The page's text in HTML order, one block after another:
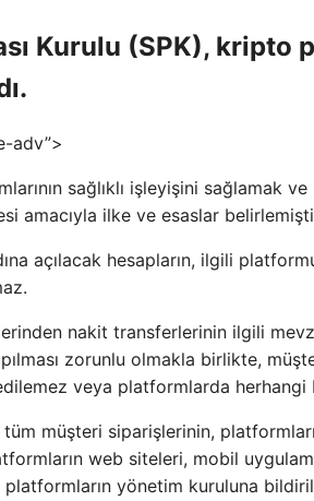
Kurulu (SPK),
adv”>
sağlıklı işleyişini sağlamak
amacıyla ilke ve esaslar
açılacak hesapların, ilgili
nakit transferlerinin ilgili
zorunlu olmakla birlikte,
veya platformlarda herhangi
tüm müşteri siparişlerinin,
web siteleri, mobil
yönetim kuruluna